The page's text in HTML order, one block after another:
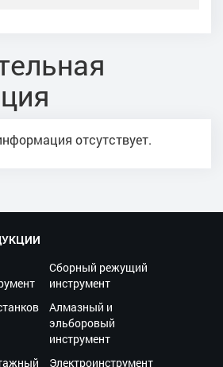
отсутствует.
Сборный режущий
инструмент
Алмазный и
эльборовый
инструмент
Электроинструмент